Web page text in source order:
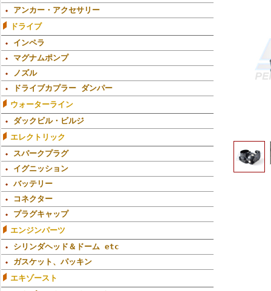
アンカー・アクセサリー
ドライブ
インペラ
マグナムポンプ
ノズル
ドライブカプラー ダンパー
ウォーターライン
ダックビル・ビルジ
エレクトリック
スパークプラグ
イグニッション
バッテリー
コネクター
プラグキャップ
エンジンパーツ
シリンダヘッド＆ドーム etc
ガスケット、パッキン
エキゾースト